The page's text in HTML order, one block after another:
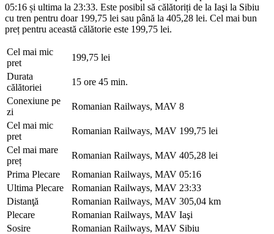
05:16 și ultima la 23:33. Este posibil să călătoriți de la Iaşi la Sibiu
cu tren pentru doar 199,75 lei sau până la 405,28 lei. Cel mai bun
preț pentru această călătorie este 199,75 lei.
Cel mai mic
pret
199,75 lei
Durata
călătoriei
15 ore 45 min.
Conexiune pe
zi
Romanian Railways, MAV 8
Cel mai mic
pret
Romanian Railways, MAV 199,75 lei
Cel mai mare
preț
Romanian Railways, MAV 405,28 lei
Prima Plecare
Romanian Railways, MAV 05:16
Ultima Plecare
Romanian Railways, MAV 23:33
Distanţă
Romanian Railways, MAV 305,04 km
Plecare
Romanian Railways, MAV Iaşi
Sosire
Romanian Railways, MAV Sibiu